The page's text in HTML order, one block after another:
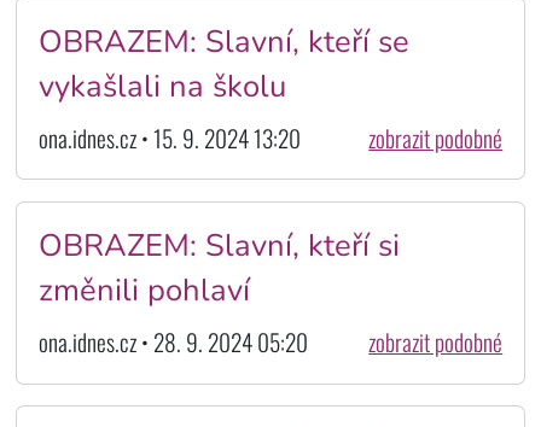
OBRAZEM: Slavní, kteří se
vykašlali na školu
ona.idnes.cz • 15. 9. 2024 13:20 zobrazit podobné
OBRAZEM: Slavní, kteří si
změnili pohlaví
ona.idnes.cz • 28. 9. 2024 05:20 zobrazit podobné